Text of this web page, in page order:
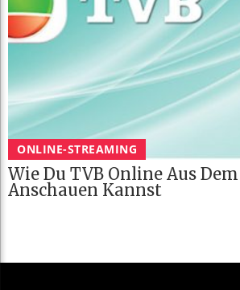
ONLINE-STREAMING
Wie Du TVB Online Aus
Anschauen Kannst